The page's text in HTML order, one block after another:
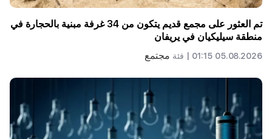
تم العثور على مجمع قديم يتكون من 34 غرفة مبنية بالحجارة في
منطقة سيليكيان في يريفان
05.08.2026 01:15 | فئة مجتمع